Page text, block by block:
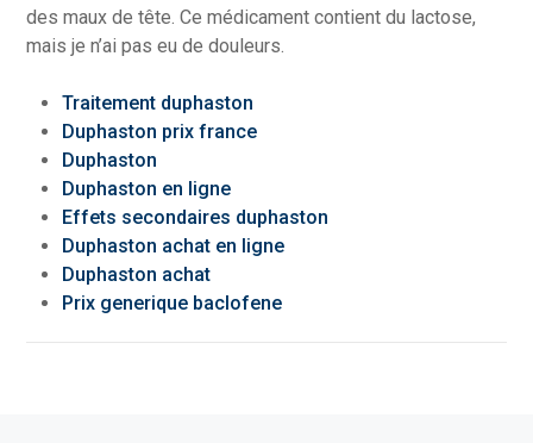
des maux de tête. Ce médicament contient du lactose,
mais je n’ai pas eu de douleurs.
Traitement duphaston
Duphaston prix france
Duphaston
Duphaston en ligne
Effets secondaires duphaston
Duphaston achat en ligne
Duphaston achat
Prix generique baclofene